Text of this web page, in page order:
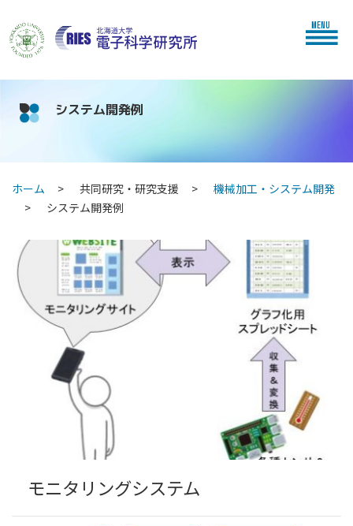
MENU
システム開発例
ホーム 共同研究・研究支援
機械加工・システム開発
システム開発例
モニタリングシステム